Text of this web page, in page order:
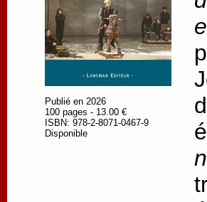
Publié en 2026
100 pages - 13.00 €
ISBN: 978-2-8071-0467-9
Disponible